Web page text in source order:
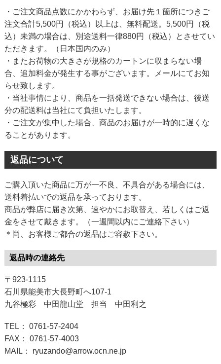
・ご注文商品点数にかかわらず、お届け先１箇所につきご
注文合計5,500円（税込）以上は、無料配送。5,500円（税
込）未満の場合は、別途送料一律880円（税込）とさせてい
ただきます。（日本国内のみ）
・またお荷物の大きさが規格のカートンに収まらない場
合、追加料金が発生する事がございます。メールにてお知
らせ致します。
・当社事情により、商品を一括発送できない場合は、後送
分の配送料は当社にて負担いたします。
・ご注文が集中した場合、商品のお届けが一時的に遅くな
ることがあります。
返品について
ご購入頂いた商品に万が一不良、不具合がある場合には、
送料着払いでの返品を承っております。
商品が弊店に届き次第、速やかにお取替え、若しくはご返
金をさせて戴きます。（一週間以内にご連絡下さい）
＊尚、お客様ご都合の返品はご容赦下さい。
返品時の連絡先
〒923-1115
石川県能美市大長野町へ107-1
九谷極彩 中田龍山堂 担当 中田利之
TEL： 0761-57-2404
FAX： 0761-57-4003
MAIL： ryuzando@arrow.ocn.ne.jp